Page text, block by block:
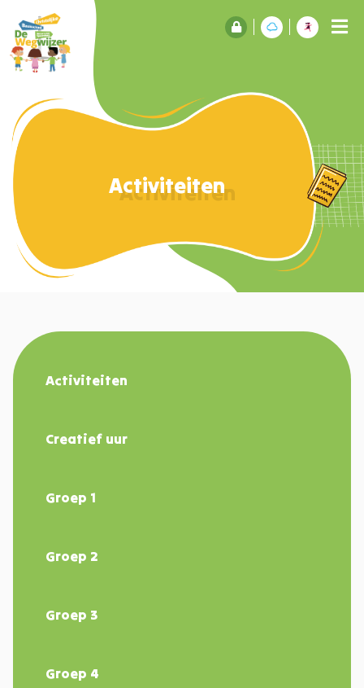
Activiteiten
Activiteiten
Creatief uur
Groep 1
Groep 2
Groep 3
Groep 4